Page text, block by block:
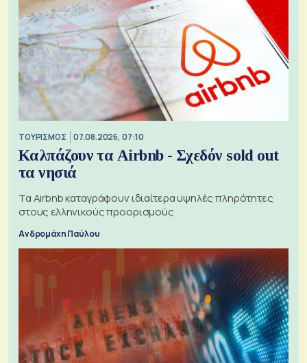
ΤΟΥΡΙΣΜΟΣ 07.08.2026, 07:10
Καλπάζουν τα Airbnb - Σχεδόν sold out
τα νησιά
Τα Airbnb καταγράφουν ιδιαίτερα υψηλές πληρότητες
στους ελληνικούς προορισμούς
Ανδρομάχη Παύλου